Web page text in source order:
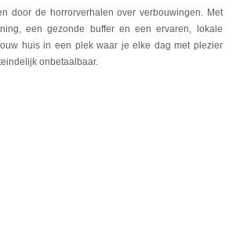
door de horrorverhalen over verbouwingen. Met
een gezonde buffer en een ervaren, lokale
huis in een plek waar je elke dag met plezier
onbetaalbaar.